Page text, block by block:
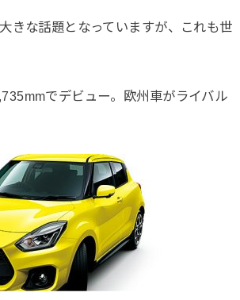
きな話題となっていますが、これも世
でデビュー。欧州車がライバル